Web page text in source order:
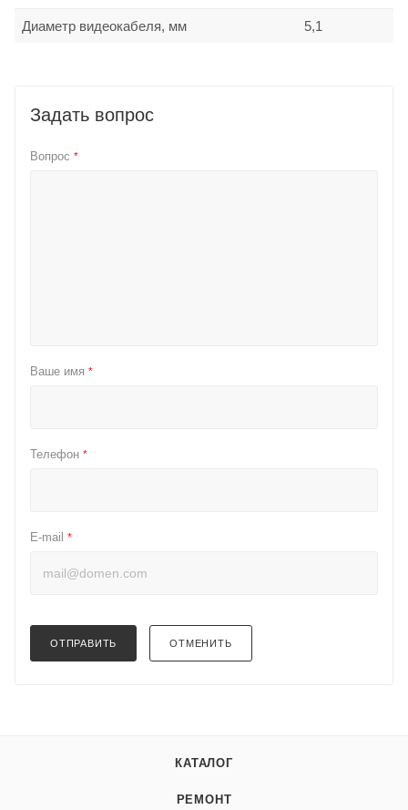
Диаметр видеокабеля, мм 5,1
Задать вопрос
Вопрос *
Ваше имя *
Телефон *
E-mail *
ОТПРАВИТЬ ОТМЕНИТЬ
КАТАЛОГ
РЕМОНТ